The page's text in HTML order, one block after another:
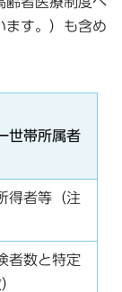
ます。）も含め
世帯所属者
者等（注
者数と特定